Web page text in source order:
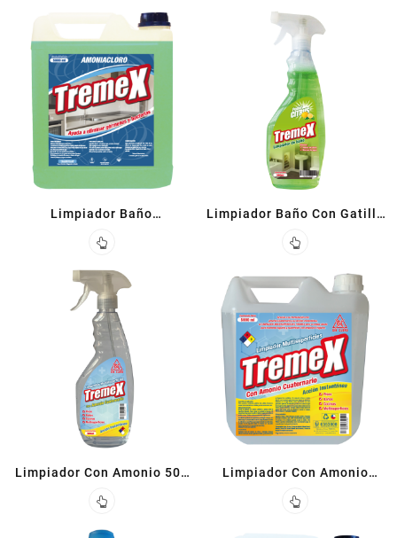
Limpiador Baño
Amoniacloro 5 L
Limpiador Baño Con Gatillo
500cc
Limpiador Con Amonio 500
ML
Limpiador Con Amonio
Cuaternario Superficies 5 L